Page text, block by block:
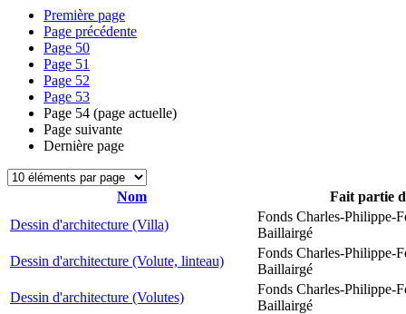
Première page
Page précédente
Page 50
Page 51
Page 52
Page 53
Page 54 (page actuelle)
Page suivante
Dernière page
Nom
Fait partie
Dessin d'architecture (Villa)
Fonds Charles-Philippe-
Baillairgé
Dessin d'architecture (Volute, linteau)
Fonds Charles-Philippe-
Baillairgé
Dessin d'architecture (Volutes)
Fonds Charles-Philippe-
Baillairgé